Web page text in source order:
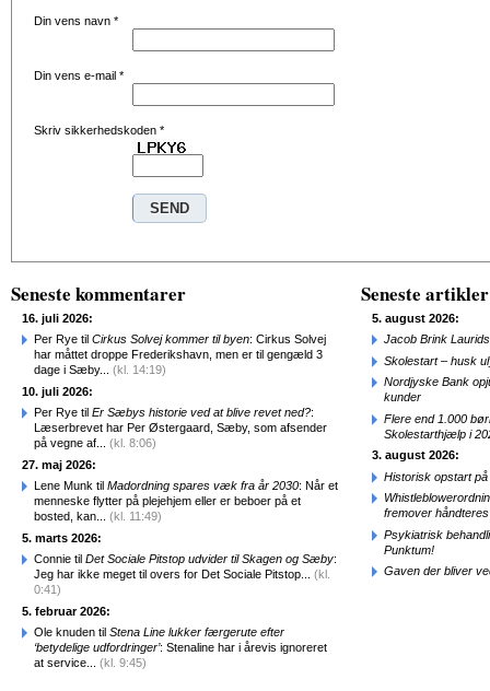
Din vens navn *
Din vens e-mail *
Skriv sikkerhedskoden *
Seneste kommentarer
16. juli 2026:
Per Rye til Cirkus Solvej kommer til byen: Cirkus Solvej
har måttet droppe Frederikshavn, men er til gengæld 3
dage i Sæby... (kl. 14:19)
10. juli 2026:
Per Rye til Er Sæbys historie ved at blive revet ned?:
Læserbrevet har Per Østergaard, Sæby, som afsender
på vegne af... (kl. 8:06)
27. maj 2026:
Lene Munk til Madordning spares væk fra år 2030: Når et
menneske flytter på plejehjem eller er beboer på et
bosted, kan... (kl. 11:49)
5. marts 2026:
Connie til Det Sociale Pitstop udvider til Skagen og Sæby:
Jeg har ikke meget til overs for Det Sociale Pitstop... (kl.
0:41)
5. februar 2026:
Ole knuden til Stena Line lukker færgerute efter
‘betydelige udfordringer’: Stenaline har i årevis ignoreret
at service... (kl. 9:45)
Seneste artikler
5. august 2026:
Jacob Brink
Skolestart – husk
Nordjyske Bank
kunder
Flere end 1.000
Skolestarthjælp i
3. august 2026:
Historisk opstart
fremover
Psykiatrisk
Punktum!
Gaven der bliver